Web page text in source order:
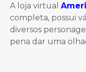
A loja virtual
completa, possui
diversos
pena dar uma